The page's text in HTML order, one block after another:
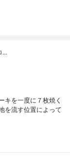
…
キを一度に７枚焼く
を流す位置によって